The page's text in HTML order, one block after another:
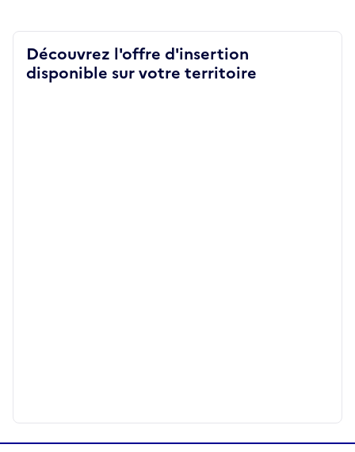
Découvrez l'offre d'insertion
disponible sur votre territoire